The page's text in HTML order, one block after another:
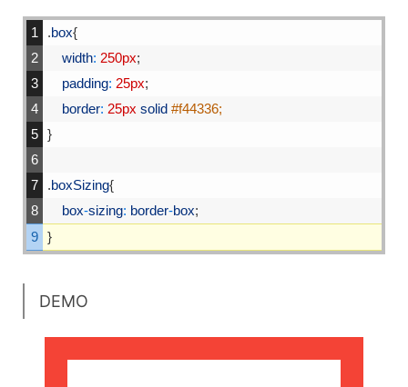
1
2
3
4
5
6
7
8
9
.box{
width: 250px;
padding: 25px;
border: 25px solid #f44336;
}
.boxSizing{
box-sizing: border-box;
}
DEMO